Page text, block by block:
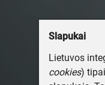
Slapukai
Lietuvos
cookies)